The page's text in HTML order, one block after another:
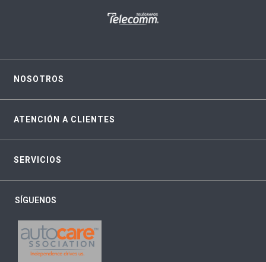
NOSOTROS
ATENCIÓN A CLIENTES
SERVICIOS
SÍGUENOS